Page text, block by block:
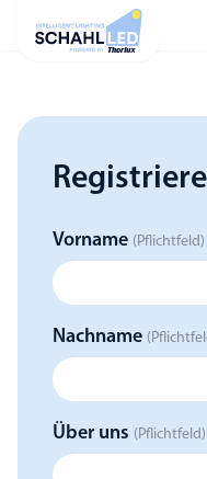
Vorname (Pflichtfeld)
Nachname
Über uns (Pflichtfeld)